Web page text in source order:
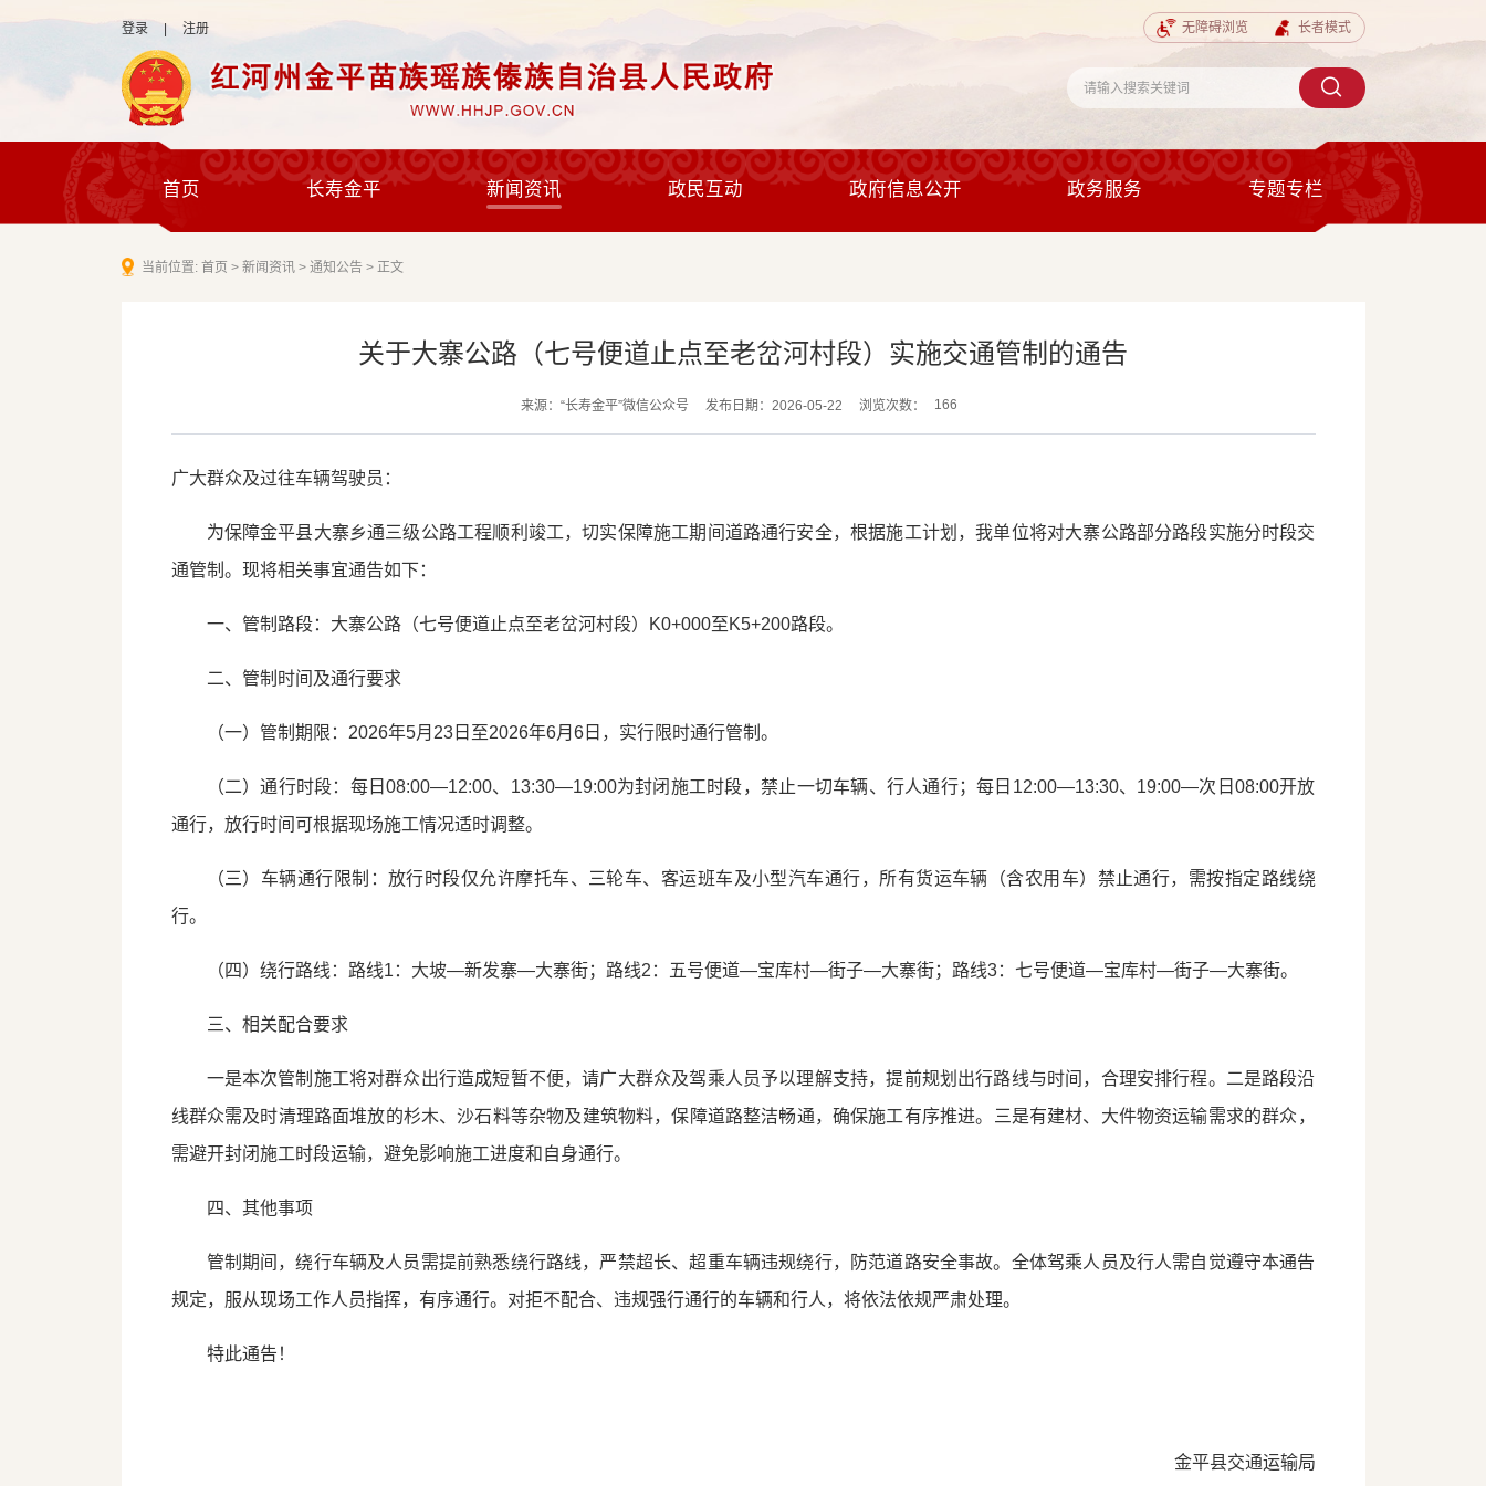
登录 注册 无障碍浏览 长者模式
首页 长寿金平 新闻资讯 政民互动 政府信息公开 政务服务 专题专栏
当前位置:首页 >新闻资讯 >通知公告 > 正文
关于大寨公路（七号便道止点至老岔河村段）实施交通管制的通告
来源：“长寿金平”微信公众号 发布日期：2026-05-22 浏览次数： 166
广大群众及过往车辆驾驶员：
为保障金平县大寨乡通三级公路工程顺利竣工，切实保障施工期间道路通行安全，根据施工计划，我单位将对大寨公路部分路段实施分时段交
通管制。现将相关事宜通告如下：
一、管制路段：大寨公路（七号便道止点至老岔河村段）K0+000至K5+200路段。
二、管制时间及通行要求
（一）管制期限：2026年5月23日至2026年6月6日，实行限时通行管制。
（二）通行时段：每日08:00—12:00、13:30—19:00为封闭施工时段，禁止一切车辆、行人通行；每日12:00—13:30、19:00—次日08:00开放
通行，放行时间可根据现场施工情况适时调整。
（三）车辆通行限制：放行时段仅允许摩托车、三轮车、客运班车及小型汽车通行，所有货运车辆（含农用车）禁止通行，需按指定路线绕
行。
（四）绕行路线：路线1：大坡—新发寨—大寨街；路线2：五号便道—宝库村—街子—大寨街；路线3：七号便道—宝库村—街子—大寨街。
三、相关配合要求
一是本次管制施工将对群众出行造成短暂不便，请广大群众及驾乘人员予以理解支持，提前规划出行路线与时间，合理安排行程。二是路段沿
线群众需及时清理路面堆放的杉木、沙石料等杂物及建筑物料，保障道路整洁畅通，确保施工有序推进。三是有建材、大件物资运输需求的群众，
需避开封闭施工时段运输，避免影响施工进度和自身通行。
四、其他事项
管制期间，绕行车辆及人员需提前熟悉绕行路线，严禁超长、超重车辆违规绕行，防范道路安全事故。全体驾乘人员及行人需自觉遵守本通告
规定，服从现场工作人员指挥，有序通行。对拒不配合、违规强行通行的车辆和行人，将依法依规严肃处理。
特此通告！
金平县交通运输局